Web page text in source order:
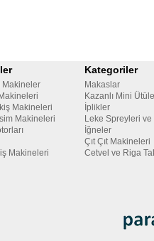
Makineler
Makineleri
Makineleri
Makineleri
Kategoriler
Makaslar
Kazanlı Mini
İplikler
Leke Spreyleri
İğneler
Çıt Çıt Makineleri
Cetvel ve Riga